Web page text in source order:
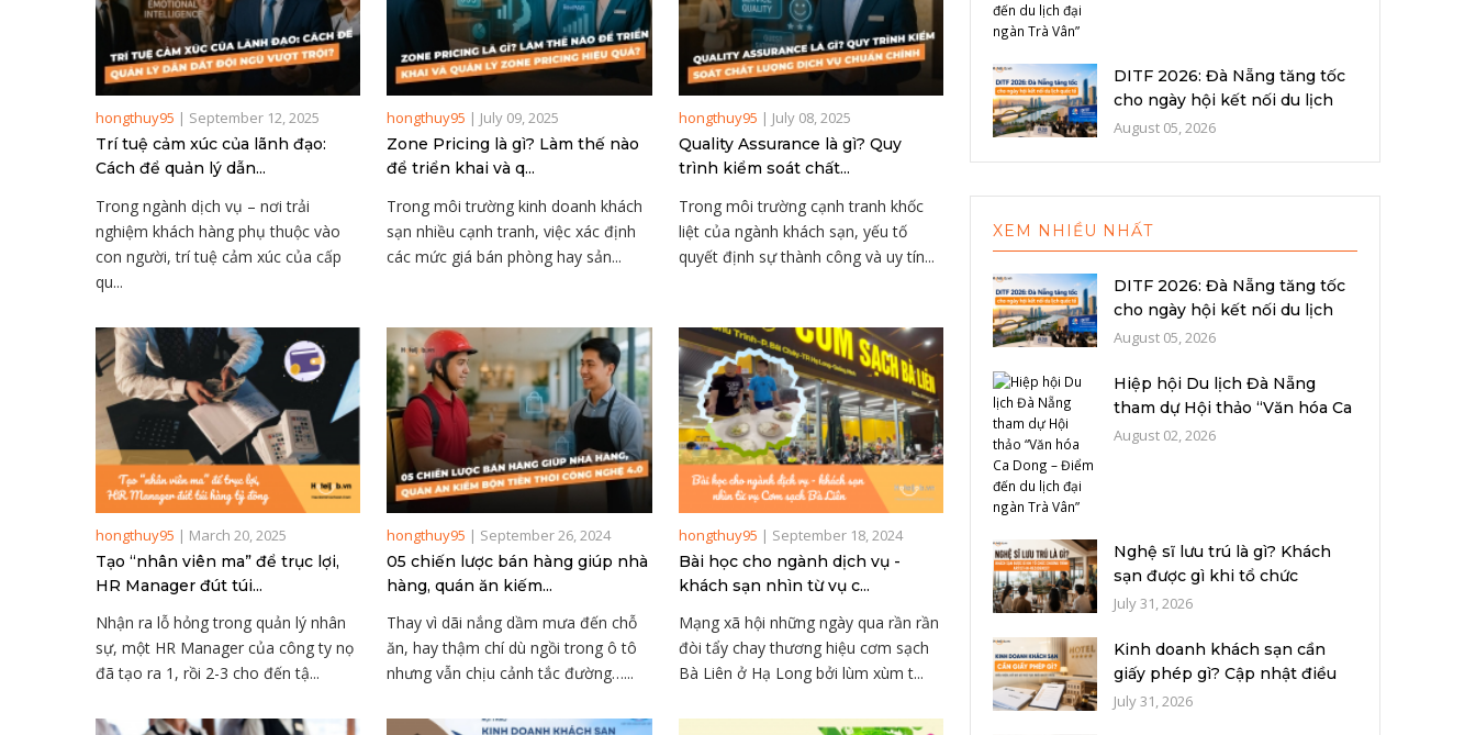
hongthuy95 | September 12, 2025
Trí tuệ cảm xúc của lãnh đạo:
Cách để quản lý dẫn...
Trong ngành dịch vụ – nơi trải
nghiệm khách hàng phụ thuộc vào
con người, trí tuệ cảm xúc của cấp
qu...
hongthuy95 | July 09, 2025
Zone Pricing là gì? Làm thế nào
để triển khai và q...
Trong môi trường kinh doanh khách
sạn nhiều cạnh tranh, việc xác định
các mức giá bán phòng hay sản...
hongthuy95 | July 08, 2025
Quality Assurance là gì? Quy
trình kiểm soát chất...
Trong môi trường cạnh tranh khốc
liệt của ngành khách sạn, yếu tố
quyết định sự thành công và uy tín...
hongthuy95 | March 20, 2025
Tạo “nhân viên ma” để trục lợi,
HR Manager đút túi...
Nhận ra lỗ hỏng trong quản lý nhân
sự, một HR Manager của công ty nọ
đã tạo ra 1, rồi 2-3 cho đến tậ...
hongthuy95 | September 26, 2024
05 chiến lược bán hàng giúp nhà
hàng, quán ăn kiếm...
Thay vì dãi nắng dầm mưa đến chỗ
ăn, hay thậm chí dù ngồi trong ô tô
nhưng vẫn chịu cảnh tắc đường…...
hongthuy95 | September 18, 2024
Bài học cho ngành dịch vụ -
khách sạn nhìn từ vụ c...
Mạng xã hội những ngày qua rần rần
đòi tẩy chay thương hiệu cơm sạch
Bà Liên ở Hạ Long bởi lùm xùm t...
DITF 2026: Đà Nẵng tăng tốc
cho ngày hội kết nối du lịch
quố...
August 05, 2026
XEM NHIỀU NHẤT
DITF 2026: Đà Nẵng tăng tốc
cho ngày hội kết nối du lịch
quố...
August 05, 2026
Hiệp hội Du lịch Đà Nẵng
tham dự Hội thảo “Văn hóa Ca
Dong –...
August 02, 2026
Nghệ sĩ lưu trú là gì? Khách
sạn được gì khi tổ chức
chương...
July 31, 2026
Kinh doanh khách sạn cần
giấy phép gì? Cập nhật điều
kiện, h...
July 31, 2026